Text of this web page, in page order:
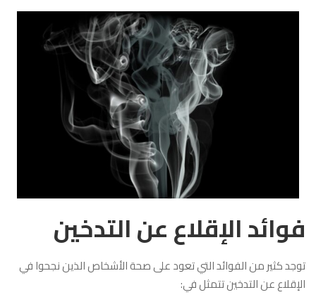
فوائد الإقلاع عن التدخين
توجد كثير من الفوائد التي تعود على صحة الأشخاص الذين نجحوا في
الإقلاع عن التدخين تتمثل في: